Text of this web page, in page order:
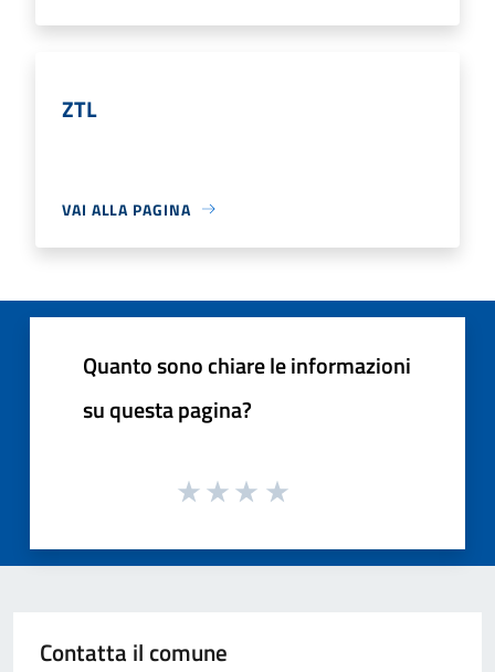
ZTL
VAI ALLA PAGINA
Quanto sono chiare le informazioni
su questa pagina?
Contatta il comune